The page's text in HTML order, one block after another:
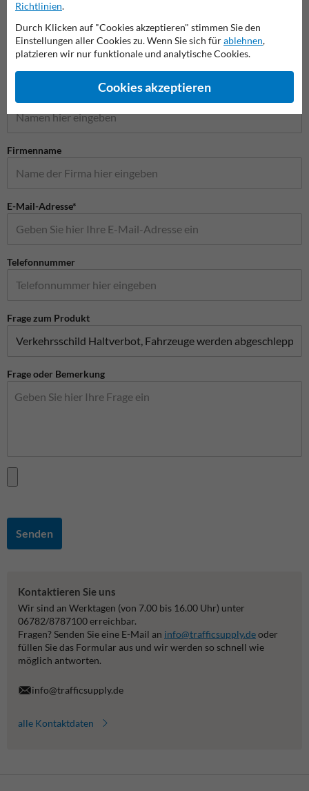
Stellen Sie Ihre Frage an Verkehrsschildkaufen.de
Firmenname
E-Mail-Adresse*
Telefonnummer
Frage zum Produkt
Frage oder Bemerkung
Senden
Kontaktieren Sie uns
Wir sind an Werktagen (von 7.00 bis 16.00 Uhr) unter
06782/8787100 erreichbar.
Fragen? Senden Sie eine E-Mail an info@trafficsupply.deoder
füllen Sie das Formular aus und wir werden so schnell wie
möglich antworten.
info@trafficsupply.de
alle Kontaktdaten
Richtlinien.
Durch Klicken auf "Cookies akzeptieren" stimmen Sie den
Einstellungen aller Cookies zu. Wenn Sie sich fürablehnen,
platzieren wir nur funktionale und analytische Cookies.
Cookies akzeptieren